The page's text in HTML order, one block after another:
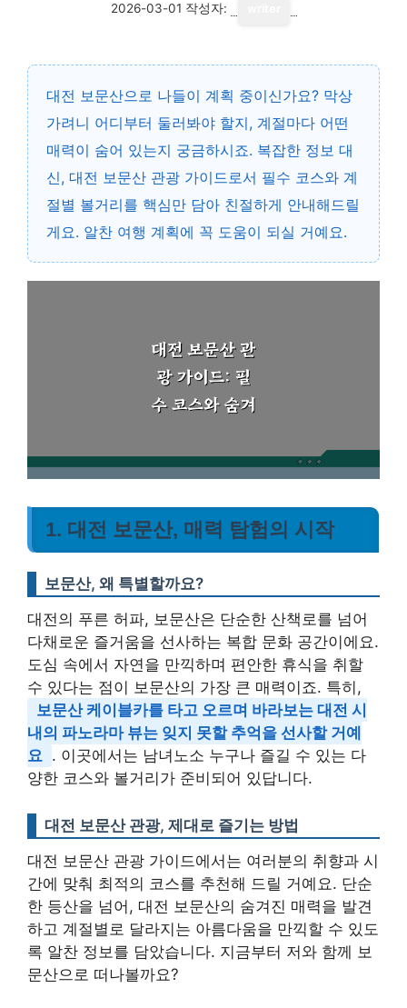
2026-03-01 작성자:
대전 보문산으로 나들이 계획 중이신가요? 막상
가려니 어디부터 둘러봐야 할지, 계절마다 어떤
매력이 숨어 있는지 궁금하시죠. 복잡한 정보 대
신, 대전 보문산 관광 가이드로서 필수 코스와 계
절별 볼거리를 핵심만 담아 친절하게 안내해드릴
게요. 알찬 여행 계획에 꼭 도움이 되실 거예요.
1. 대전 보문산, 매력 탐험의 시작
보문산, 왜 특별할까요?
대전의 푸른 허파, 보문산은 단순한 산책로를 넘어
다채로운 즐거움을 선사하는 복합 문화 공간이에요.
도심 속에서 자연을 만끽하며 편안한 휴식을 취할
수 있다는 점이 보문산의 가장 큰 매력이죠. 특히,
보문산 케이블카를 타고 오르며 바라보는 대전 시
내의 파노라마 뷰는 잊지 못할 추억을 선사할 거예
요 . 이곳에서는 남녀노소 누구나 즐길 수 있는 다
양한 코스와 볼거리가 준비되어 있답니다.
대전 보문산 관광, 제대로 즐기는 방법
대전 보문산 관광 가이드에서는 여러분의 취향과 시
간에 맞춰 최적의 코스를 추천해 드릴 거예요. 단순
한 등산을 넘어, 대전 보문산의 숨겨진 매력을 발견
하고 계절별로 달라지는 아름다움을 만끽할 수 있도
록 알찬 정보를 담았습니다. 지금부터 저와 함께 보
문산으로 떠나볼까요?